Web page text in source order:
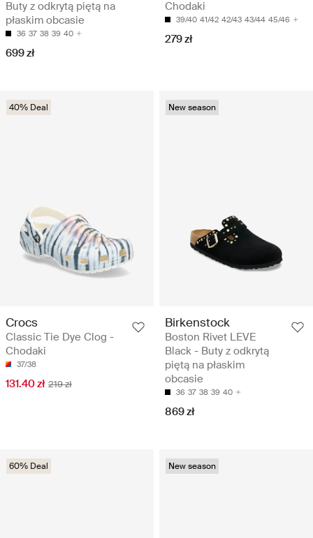
Buty z odkrytą piętą na
płaskim obcasie
36 37 38 39 40
699 zł
Chodaki
39/40 41/42 42/43 43/44 45/46
279 zł
40% Deal
Crocs
Classic Tie Dye Clog -
Chodaki
37/38
131.40 zł 219 zł
New season
Birkenstock
Boston Rivet LEVE
Black - Buty z odkrytą
piętą na płaskim
obcasie
36 37 38 39 40
869 zł
60% Deal New season